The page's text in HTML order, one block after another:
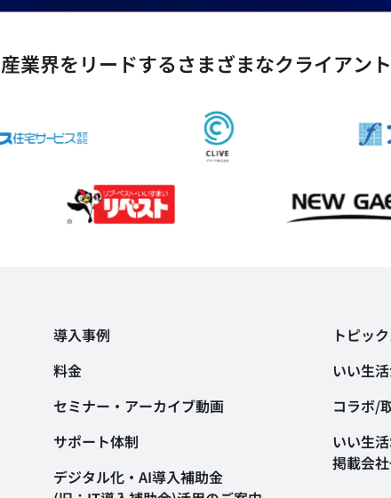
業界をリードするさまざまなクライアン
導入事例
料金
セミナー・アーカイブ動画
サポート体制
デジタル化・AI導入補助金
トピッ
いい生
コラボ/
いい生
掲載会